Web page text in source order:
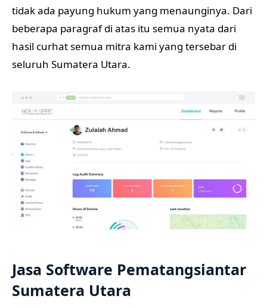
tidak ada payung hukum yang menaunginya. Dari
beberapa paragraf di atas itu semua nyata dari
hasil curhat semua mitra kami yang tersebar di
seluruh Sumatera Utara.
Jasa Software Pematangsiantar
Sumatera Utara